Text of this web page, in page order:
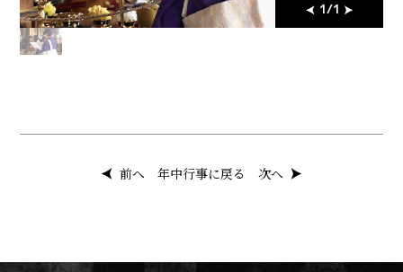
1/1
前へ 年中行事に戻る 次へ